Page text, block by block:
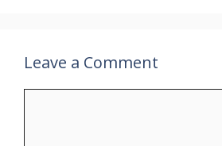
Leave a Comment